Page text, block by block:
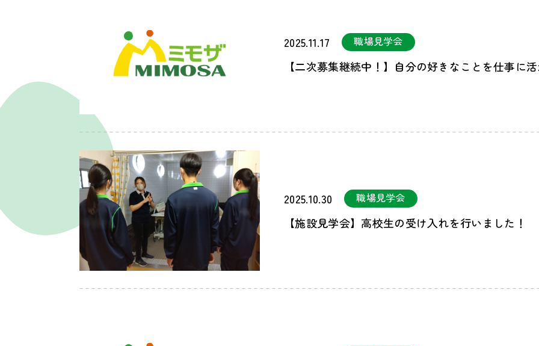
2025.11.17 職場見学会
【二次募集継続中！】自分の好きなことを仕事に
2025.10.30 職場見学会
【施設見学会】高校生の受け入れを行いました！